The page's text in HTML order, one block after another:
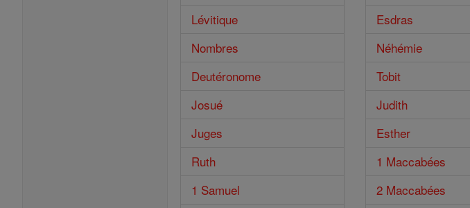
Lévitique
Nombres
Deutéronome
Josué
Juges
Ruth
1 Samuel
Esdras
Néhémie
Tobit
Judith
Esther
1 Maccabées
2 Maccabées